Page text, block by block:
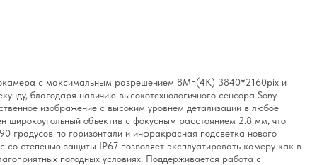
с максимальным разрешением 8Mп(4К) 3840*2160pix и
благодаря наличию высокотехнологичного сенсора Sony
изображение с высоким уровнем детализации в любое
широкоугольный объектив с фокусным расстоянием 2.8 мм, что
градусов по горизонтали и инфракрасная подсветка нового
со степенью защиты IP67 позволяет эксплуатировать камеру как в
погодных условиях. Поддерживается работа с